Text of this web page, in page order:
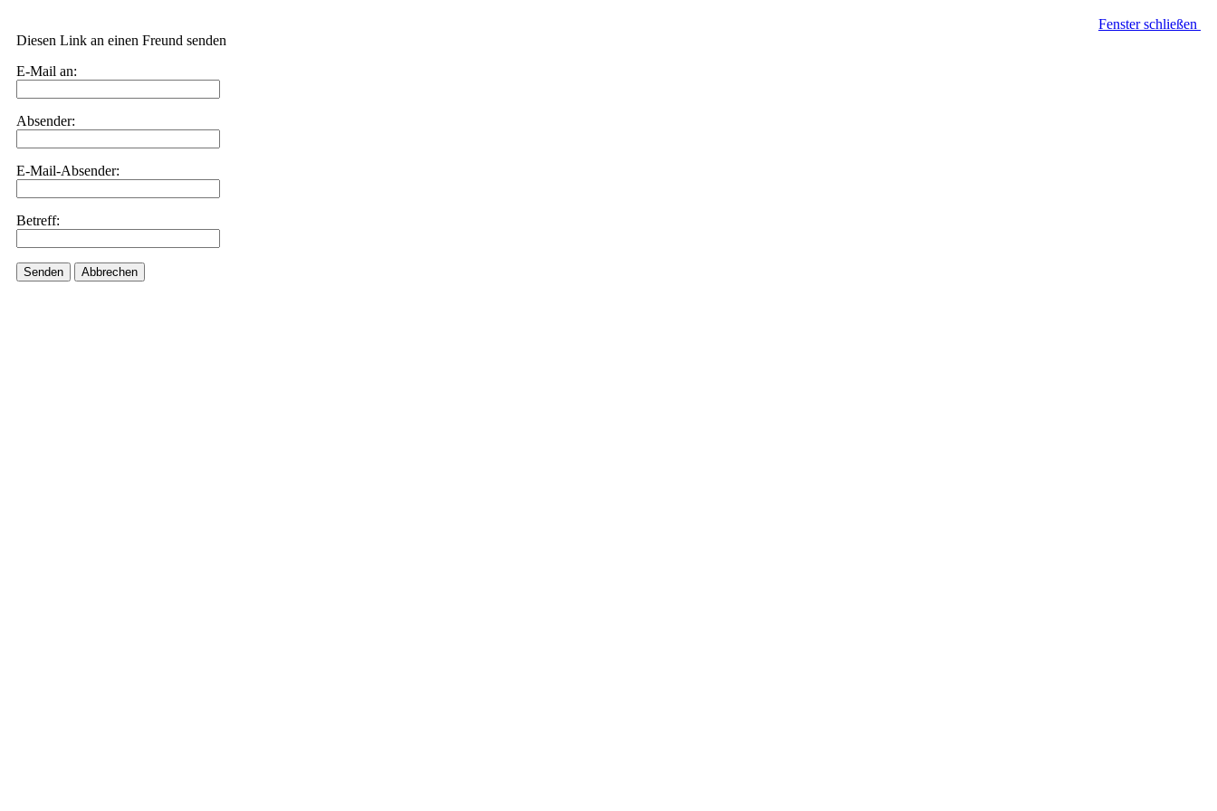
Fenster schließen
Diesen Link an einen Freund senden
E-Mail an:
Absender:
E-Mail-Absender:
Betreff:
Senden Abbrechen